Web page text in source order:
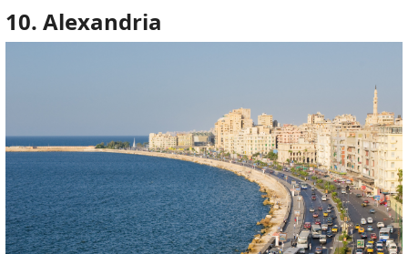
10. Alexandria